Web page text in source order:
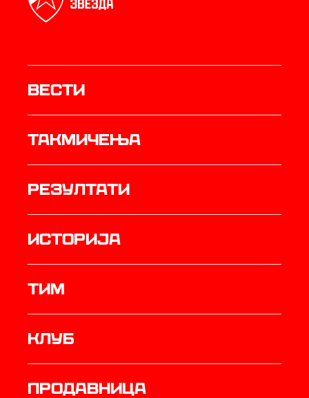
Вести
Такмичења
резултати
историја
ТИМ
Клуб
продавница